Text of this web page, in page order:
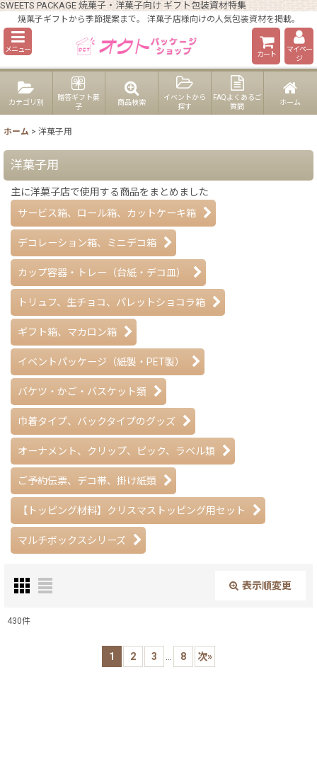
SWEETS PACKAGE 焼菓子・洋菓子向け ギフト包装資材特集
焼菓子ギフトから季節提案まで。 洋菓子店様向けの人気包装資材を掲載。
メニュー
カート
マイペー
ジ
カテゴリ別
贈答ギフト菓
子
商品検索
イベントから
探す
FAQよくあるご
質問
ホーム
ホーム > 洋菓子用
洋菓子用
主に洋菓子店で使用する商品をまとめました
サービス箱、ロール箱、カットケーキ箱
デコレーション箱、ミニデコ箱
カップ容器・トレー（台紙・デコ皿）
トリュフ、生チョコ、パレットショコラ箱
ギフト箱、マカロン箱
イベントパッケージ（紙製・PET製）
バケツ・かご・バスケット類
巾着タイプ、バックタイプのグッズ
オーナメント、クリップ、ピック、ラベル類
ご予約伝票、デコ帯、掛け紙類
【トッピング材料】クリスマストッピング用セット
マルチボックスシリーズ
表示順変更
430件
1 2 3 8 次»